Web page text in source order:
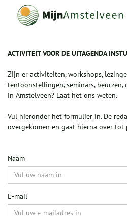
ACTIVITEIT VOOR DE UITAGENDA
Zijn er activiteiten, workshops,
tentoonstellingen, seminars,
in Amstelveen? Laat het ons weten.
Vul hieronder het formulier in. De
overgekomen en gaat hierna over tot
Naam
E-mail